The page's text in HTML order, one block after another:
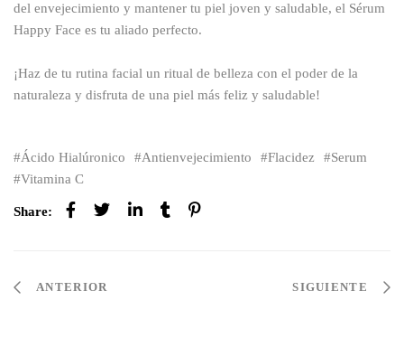
del envejecimiento y mantener tu piel joven y saludable, el Sérum
Happy Face es tu aliado perfecto.
¡Haz de tu rutina facial un ritual de belleza con el poder de la
naturaleza y disfruta de una piel más feliz y saludable!
Ácido Hialúronico Antienvejecimiento Flacidez
Serum
Vitamina C
Share:
ANTERIOR SIGUIENTE